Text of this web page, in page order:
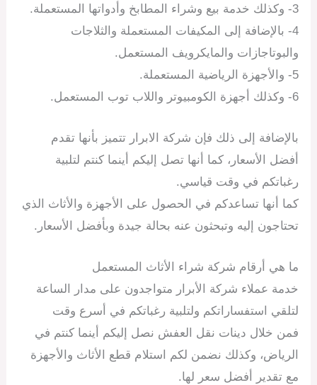
3- وكذلك خدمة بيع وشراء المطابخ وأدواتها المستعملة.
4- بالإضافة إلى المكيفات المستعملة والثلاجات
والبوتاجازات والمايكرويف المستعمل.
5- والأجهزة الرياضية المستعملة.
6- وكذلك أجهزة الكومبيوتر واللاب توب المستعمل.
بالإضافة إلى ذلك فإن شركة الابرار تتميز بأنها تقدم
أفضل الأسعار، كما أنها تصل إليكم أينما كنتم لتلبية
رغباتكم في وقت قياسي.
كما أنها تساعدكم في الحصول على الأجهزة والأثاث الذي
تحتاجون إليه وتبحثون عنه بحالة جيدة وبأفضل الأسعار.
ما هي أرقام شركة شراء الأثاث المستعمل
خدمة عملاء شركة الأبرار متواجدون على مدار الساعة
لتلقي استفساراتكم ولتلبية رغباتكم في أسرع وقت
فمن خلال دينات نقل العفش نصل إليكم أينما كنتم في
الرياض، وكذلك نضمن لكم استلام قطع الأثاث والأجهزة
مع تقدير أفضل سعر لها.